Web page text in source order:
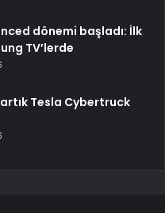
dönemi başladı: İlk
TV’lerde
Tesla Cybertruck